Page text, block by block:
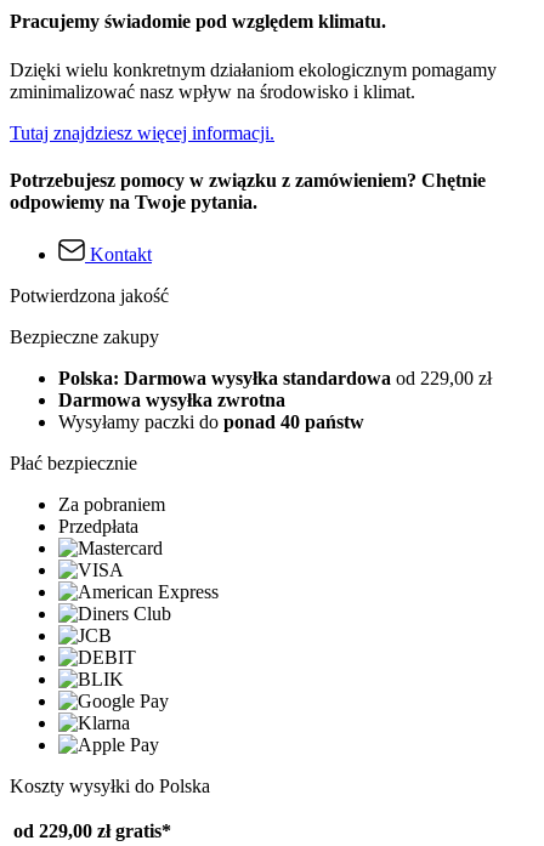
Pracujemy świadomie pod względem klimatu.
Dzięki wielu konkretnym działaniom ekologicznym pomagamy
zminimalizować nasz wpływ na środowisko i klimat.
Tutaj znajdziesz więcej informacji.
Potrzebujesz pomocy w związku z zamówieniem? Chętnie
odpowiemy na Twoje pytania.
Kontakt
Potwierdzona jakość
Bezpieczne zakupy
Polska: Darmowa wysyłka standardowa od 229,00 zł
Darmowa wysyłka zwrotna
Wysyłamy paczki do ponad 40 państw
Płać bezpiecznie
Za pobraniem
Przedpłata
Koszty wysyłki do Polska
od 229,00 zł gratis*